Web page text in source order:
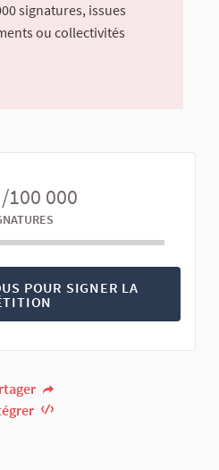
signatures, issues
ou collectivités
/100 000
POUR SIGNER LA